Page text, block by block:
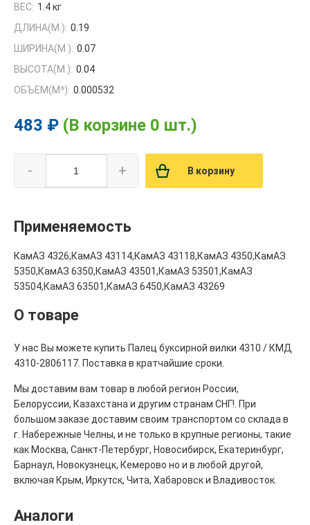
ВЕС: 1.4 кг
ДЛИНА(М.): 0.19
ШИРИНА(М.): 0.07
ВЫСОТА(М.): 0.04
ОБЪЕМ(M³): 0.000532
483 ₽ (В корзине 0 шт.)
- + В корзину
Применяемость
КамАЗ 4326,КамАЗ 43114,КамАЗ 43118,КамАЗ 4350,КамАЗ
5350,КамАЗ 6350,КамАЗ 43501,КамАЗ 53501,КамАЗ
53504,КамАЗ 63501,КамАЗ 6450,КамАЗ 43269
О товаре
У нас Вы можете купить Палец буксирной вилки 4310 / КМД
4310-2806117. Поставка в кратчайшие сроки.
Мы доставим вам товар в любой регион России,
Белоруссии, Казахстана и другим странам СНГ!. При
большом заказе доставим своим транспортом со склада в
г. Набережные Челны, и не только в крупные регионы, такие
как Москва, Санкт-Петербург, Новосибирск, Екатеринбург,
Барнаул, Новокузнецк, Кемерово но и в любой другой,
включая Крым, Иркутск, Чита, Хабаровск и Владивосток.
Аналоги